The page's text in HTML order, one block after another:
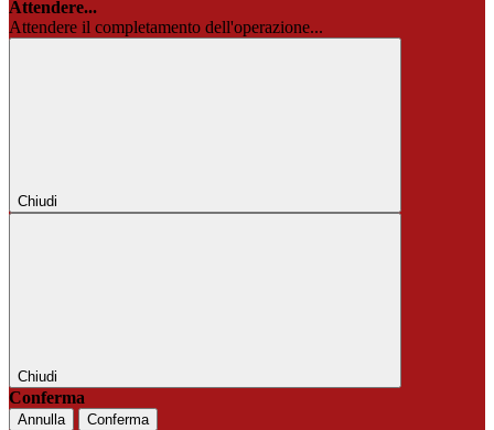
Attendere...
Attendere il completamento dell'operazione...
Chiudi
Chiudi
Conferma
Annulla Conferma